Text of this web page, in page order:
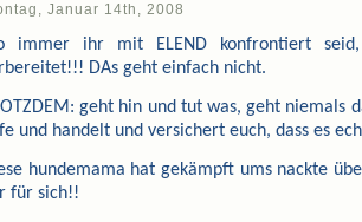
Januar 14th, 2008
immer ihr mit ELEND konfrontiert
DAs geht einfach nicht.
geht hin und tut was, geht niemals
und handelt und versichert euch, dass es
hundemama hat gekämpft ums nackte
für sich!!